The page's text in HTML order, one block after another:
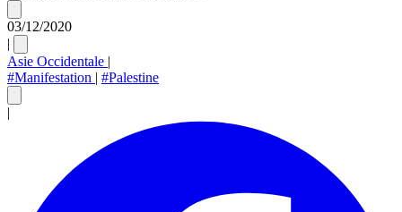
03/12/2020
|
Asie Occidentale |
#Manifestation | #Palestine
|